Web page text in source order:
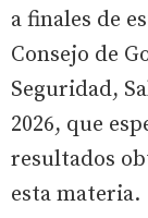
a finales de
Consejo de
Seguridad,
2026, que
resultados
esta materia.